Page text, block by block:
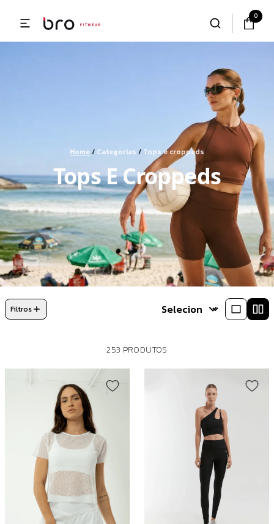
0
Home/ Categorias / Tops e croppeds
Tops E Croppeds
Filtros
253 PRODUTOS